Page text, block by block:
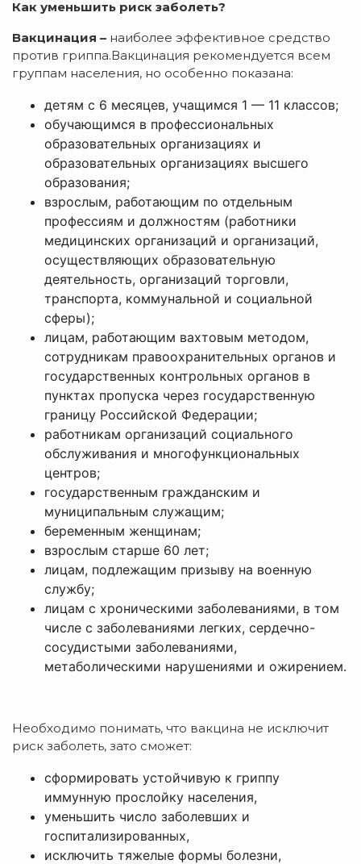
Как уменьшить риск заболеть?
Вакцинация – наиболее эффективное средство
против гриппа.Вакцинация рекомендуется всем
группам населения, но особенно показана:
детям с 6 месяцев, учащимся 1 — 11 классов;
обучающимся в профессиональных
образовательных организациях и
образовательных организациях высшего
образования;
взрослым, работающим по отдельным
профессиям и должностям (работники
медицинских организаций и организаций,
осуществляющих образовательную
деятельность, организаций торговли,
транспорта, коммунальной и социальной
сферы);
лицам, работающим вахтовым методом,
сотрудникам правоохранительных органов и
государственных контрольных органов в
пунктах пропуска через государственную
границу Российской Федерации;
работникам организаций социального
обслуживания и многофункциональных
центров;
государственным гражданским и
муниципальным служащим;
беременным женщинам;
взрослым старше 60 лет;
лицам, подлежащим призыву на военную
службу;
лицам с хроническими заболеваниями, в том
числе с заболеваниями легких, сердечно-
сосудистыми заболеваниями,
метаболическими нарушениями и ожирением.
Необходимо понимать, что вакцина не исключит
риск заболеть, зато сможет:
сформировать устойчивую к гриппу
иммунную прослойку населения,
уменьшить число заболевших и
госпитализированных,
исключить тяжелые формы болезни,